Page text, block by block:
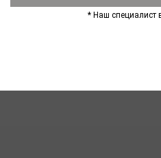
* Наш специалист